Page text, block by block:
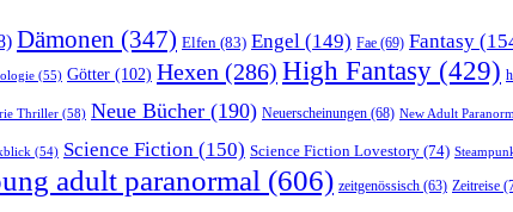
Dämonen (347) Elfen (83) Engel (149) Fae (69) Fantasy
(55) Götter (102) Hexen (286) High Fantasy (429)
Thriller (58) Neue Bücher (190) Neuerscheinungen (68) New Adult
(54) Science Fiction (150) Science Fiction Lovestory (74)
adult paranormal (606) zeitgenössisch (63) Zeitreise